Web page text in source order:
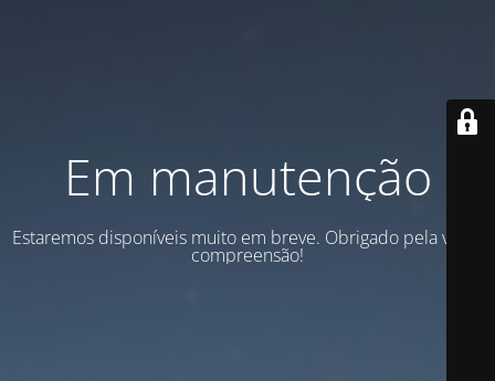
Em manutenção
Estaremos disponíveis muito em breve. Obrigado pela vossa
compreensão!